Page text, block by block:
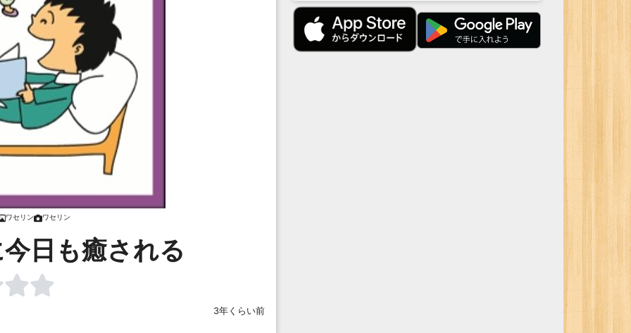
ワセリン ワセリン
日も癒される
3年くらい前